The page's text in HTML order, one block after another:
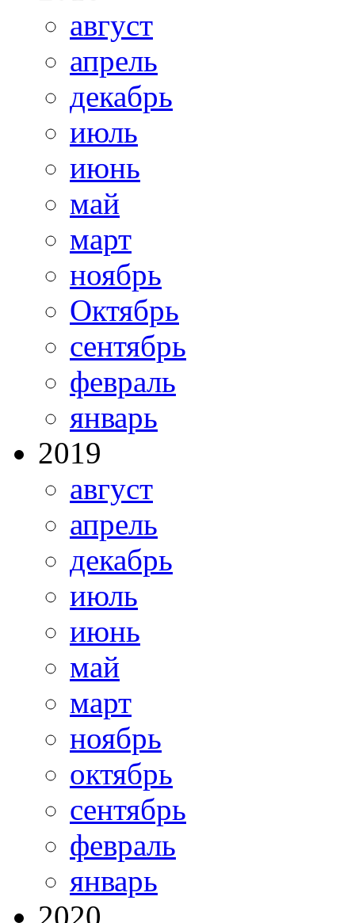
август
апрель
декабрь
июль
июнь
май
март
ноябрь
Октябрь
сентябрь
февраль
январь
2019
август
апрель
декабрь
июль
июнь
май
март
ноябрь
октябрь
сентябрь
февраль
январь